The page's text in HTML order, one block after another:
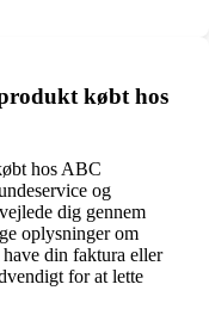
købt hos
hos ABC
og
dig gennem
oplysninger om
din faktura eller
for at lette